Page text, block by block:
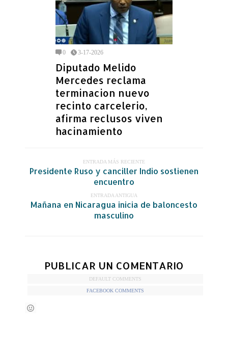
0 3-17-2026
Diputado Melido
Mercedes reclama
terminacion nuevo
recinto carcelerio,
afirma reclusos viven
hacinamiento
ENTRADA MÁS RECIENTE
Presidente Ruso y canciller Indio sostienen
encuentro
ENTRADA ANTIGUA
Mañana en Nicaragua inicia de baloncesto
masculino
PUBLICAR UN COMENTARIO
DEFAULT COMMENTS
FACEBOOK COMMENTS